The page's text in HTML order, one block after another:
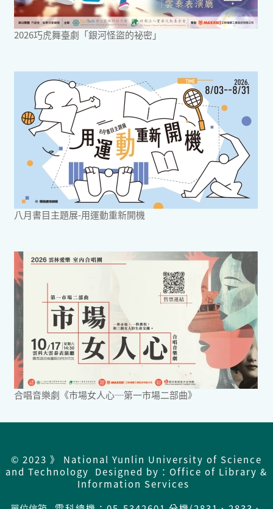
2026巧虎舞臺劇「銀河怪盜的祕密」
八月書目主題展-用運動重新開機
合唱音樂劇《市場女人心─第一市場二部曲》
© 2023 》 National Yunlin University of Science
and Technology Designed by：Office of Library &
Information Services